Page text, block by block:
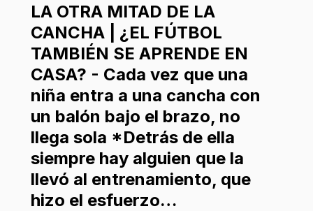
LA OTRA MITAD DE LA
CANCHA | ¿EL FÚTBOL
TAMBIÉN SE APRENDE EN
CASA? - Cada vez que una
niña entra a una cancha con
un balón bajo el brazo, no
llega sola *Detrás de ella
siempre hay alguien que la
llevó al entrenamiento, que
hizo el esfuerzo…